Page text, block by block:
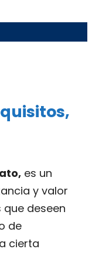
es un
y valor
deseen
de
cierta